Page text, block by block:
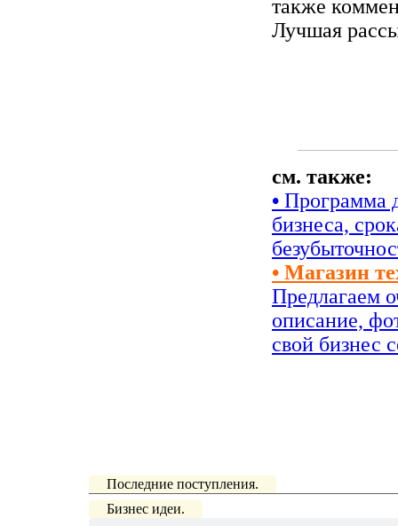
также
Лучшая
см. также:
• Программа
бизнеса,
• Магазин
Предлагаем
описание,
свой бизнес
Последние поступления.
Бизнес идеи.